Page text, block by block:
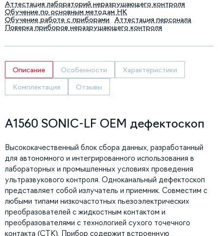
Аттестация лабораторий неразрушающего контроля
Обучение по основным методам НК
Обучение работе с приборами
Аттестация персонала
Поверка приборов неразрушающего контроля
Описание Особенности Характеристики
Комплектация Отзывы
A1560 SONIC-LF OEM дефектоскоп
Высококачественный блок сбора данных, разработанный
для автономного и интегрированного использования в
лабораторных и промышленных условиях проведения
ультразвукового контроля. Одноканальный дефектоскоп
представляет собой излучатель и приемник. Совместим с
любыми типами низкочастотных пьезоэлектрических
преобразователей с жидкостным контактом и
преобразователями с технологией сухого точечного
контакта (СТК). Прибор содержит встроенную